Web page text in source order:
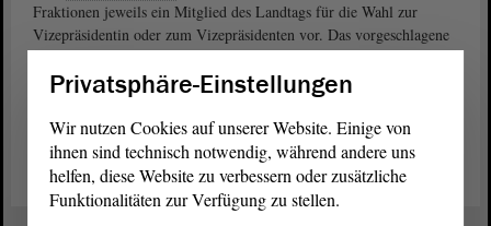
Fraktionen jeweils ein Mitglied des Landtags für die Wahl zur
Vizepräsidentin oder zum Vizepräsidenten vor. Das vorgeschlagene
Mitglied des Landtags ist gewählt, wenn es die Mehrheit der
abgegebenen gültigen Stimmen erhält.
Antrag „Wahl Vizepräsident“ der AfD-Fraktion (PDF)
Privatsphäre-Einstellungen
Wir nutzen Cookies auf unserer Website. Einige von
ihnen sind technisch notwendig, während andere uns
helfen, diese Website zu verbessern oder zusätzliche
Funktionalitäten zur Verfügung zu stellen.